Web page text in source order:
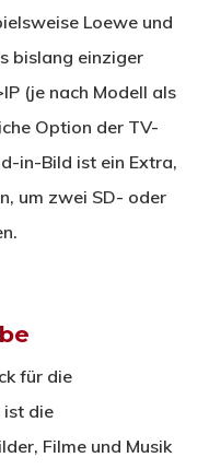
Loewe und
bislang einziger
(je nach Modell als
Option der TV-
in-Bild ist ein Extra,
um zwei SD- oder
für die
ist die
Filme und Musik